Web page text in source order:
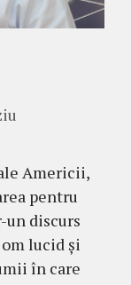
Americii,
pentru
discurs
lucid și
în care